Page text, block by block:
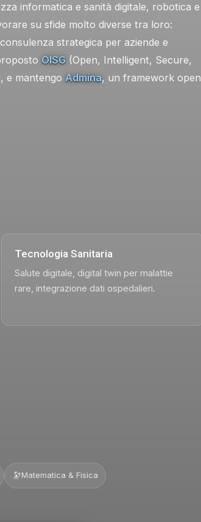
informatica e sanità digitale, robotica e
su sfide molto diverse tra loro:
strategica per aziende e
OISG (Open, Intelligent, Secure,
e mantengo Admina, un framework open
Tecnologia Sanitaria
Salute digitale, digital twin per malattie
rare, integrazione dati ospedalieri.
🔭Matematica & Fisica